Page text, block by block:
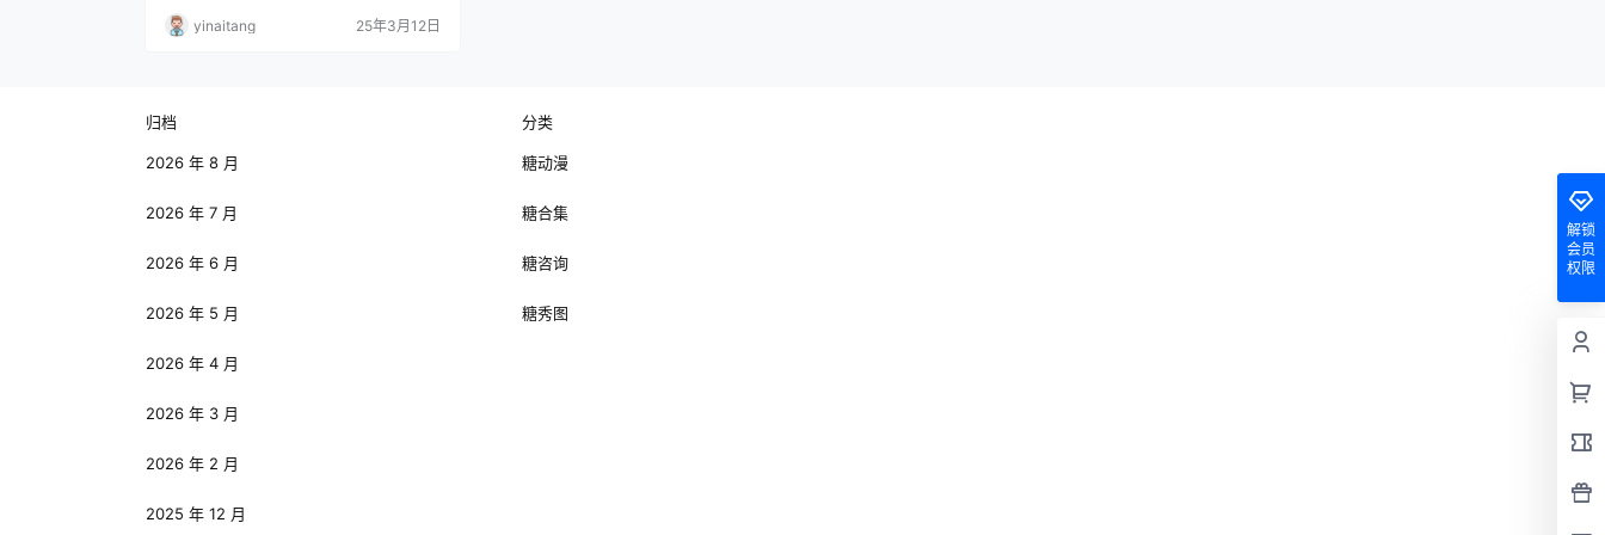
yinaitang 25年3月12日
解锁
会员
权限
归档
2026 年 8 月
2026 年 7 月
2026 年 6 月
2026 年 5 月
2026 年 4 月
2026 年 3 月
2026 年 2 月
2025 年 12 月
分类
糖动漫
糖合集
糖咨询
糖秀图